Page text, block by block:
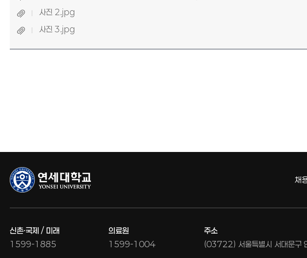
사진 2.jpg
사진 3.jpg
채
신촌·국제 / 미래
1599-1885
의료원
1599-1004
주소
(03722) 서울특별시 서대문구